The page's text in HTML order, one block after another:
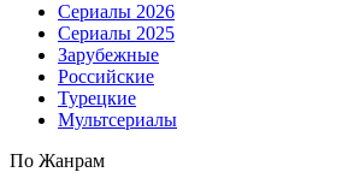
Сериалы 2026
Сериалы 2025
Зарубежные
Российские
Турецкие
Мультсериалы
По Жанрам